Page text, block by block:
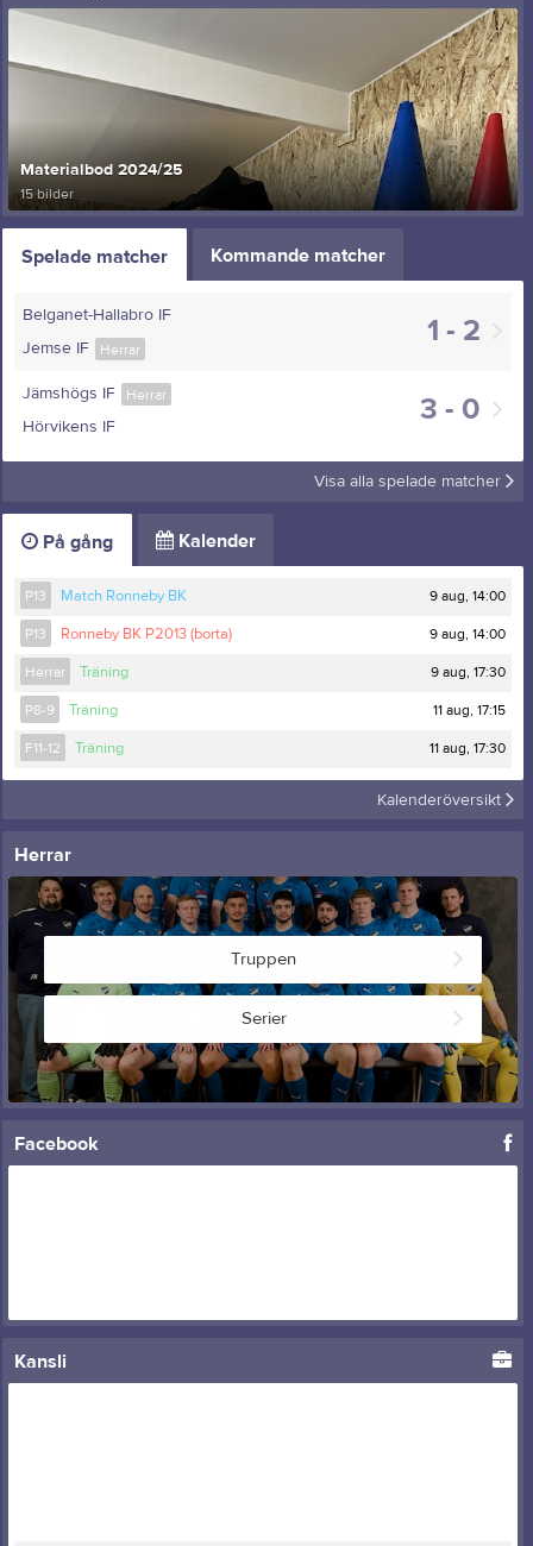
Materialbod 2024/25
15 bilder
Spelade matcher Kommande matcher
1 - 2
Belganet-Hallabro IF
Herrar
Jemse IF
3 - 0
Herrar
Jämshögs IF
Hörvikens IF
Visa alla spelade matcher
På gång Kalender
P13 Match Ronneby BK 9 aug, 14:00
P13 Ronneby BK P2013 (borta) 9 aug, 14:00
Herrar Träning 9 aug, 17:30
P8-9 Träning 11 aug, 17:15
F11-12 Träning 11 aug, 17:30
Kalenderöversikt
Herrar
Truppen
Serier
Facebook
Kansli